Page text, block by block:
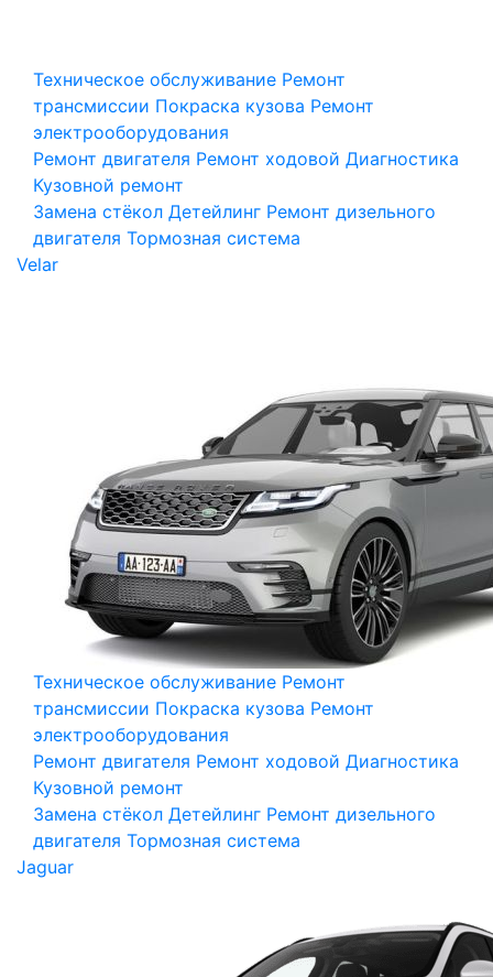
Техническое обслуживание Ремонт
трансмиссии Покраска кузова Ремонт
электрооборудования
Ремонт двигателя Ремонт ходовой Диагностика
Кузовной ремонт
Замена стёкол Детейлинг Ремонт дизельного
двигателя Тормозная система
Velar
Техническое обслуживание Ремонт
трансмиссии Покраска кузова Ремонт
электрооборудования
Ремонт двигателя Ремонт ходовой Диагностика
Кузовной ремонт
Замена стёкол Детейлинг Ремонт дизельного
двигателя Тормозная система
Jaguar